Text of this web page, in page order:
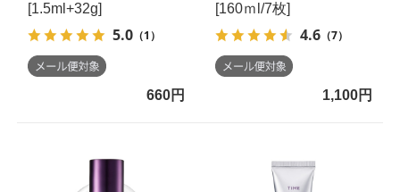
[1.5ml+32g]
5.0 （1）
660円
[160ｍl/7枚]
4.6（7）
1,100円